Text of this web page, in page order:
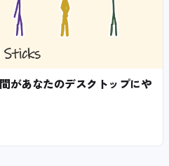
があなたのデスクトップにや